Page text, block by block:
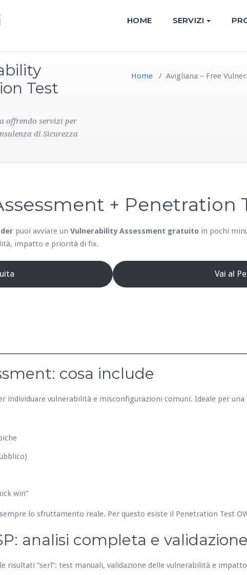
HOME SERVIZI
Test
offrendo servizi per
di Sicurezza
Home / Avigliana – Free
+ Penetration
puoi avviare un Vulnerability Assessment gratuito in pochi
impatto e priorità di fix.
Vai al
cosa include
individuare vulnerabilità e misconfigurazioni comuni. Ideale per
win”
lo sfruttamento reale. Per questo esiste il Penetration Test
analisi completa e
risultati “serî”: test manuali, validazione delle vulnerabilità e